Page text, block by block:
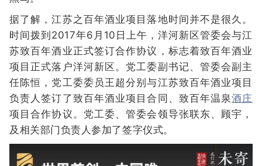
据了解，江苏之百年酒业项目落地时间并不是很久。
时间拨到2017年6月10日上午，洋河新区管委会与江
苏致百年酒业正式签订合作协议，标志着致百年酒业
项目正式落户洋河新区。党工委副书记、管委会副主
任陈恒，党工委委员王超分别与江苏致百年酒业项目
负责人签订了致百年酒业项目合同、致百年温泉酒庄
项目合作协议。党工委、管委会领导张联东、顾宇，
及相关部门负责人参加了签字仪式。